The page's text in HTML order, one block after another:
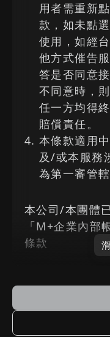
用者需重新
款，如未點
使用，如經
他方式催告
答是否同意
不同意時，
任一方均得
賠償責任。
本條款適用
及/或本服務
為第一審管轄
本公司/本團體
「M+企業內部
條款